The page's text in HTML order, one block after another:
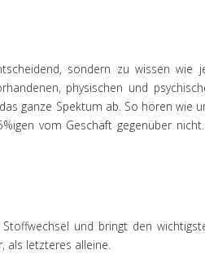
sondern zu wissen wie
physischen und
ganze Spektum ab. So hören wie
vom Geschäft gegenüber
und bringt den
als letzteres alleine.